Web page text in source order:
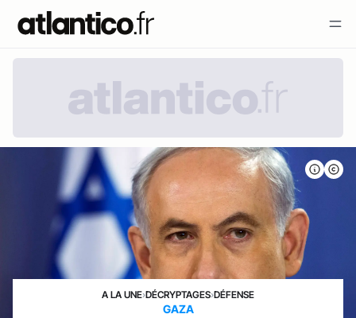
A LA UNE›DÉCRYPTAGES›DÉFENSE
GAZA